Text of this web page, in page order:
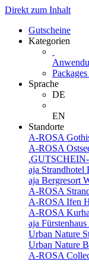
Direkt zum Inhalt
Gutscheine
Kategorien
Sprache
DE
EN
Standorte
A-ROSA
A-ROSA
aja Strandhotel
aja Bergresort
A-ROSA
A-ROSA Ifen
A-ROSA
aja
Urban Nature
Urban Nature
A-ROSA